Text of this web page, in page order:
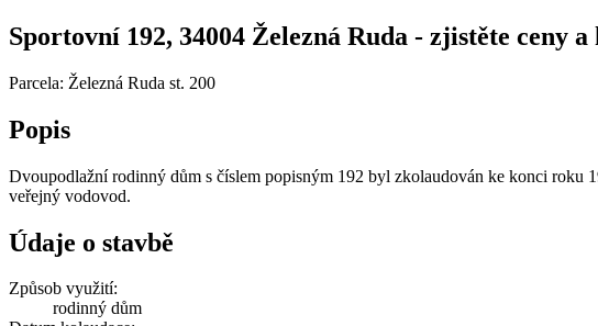
Sportovní 192, 34004 Železná Ruda - zjistěte ceny
Parcela: Železná Ruda st. 200
Popis
Dvoupodlažní rodinný dům s číslem popisným 192 byl zkolaudován ke konci roku
veřejný vodovod.
Údaje o stavbě
Způsob využití:
rodinný dům